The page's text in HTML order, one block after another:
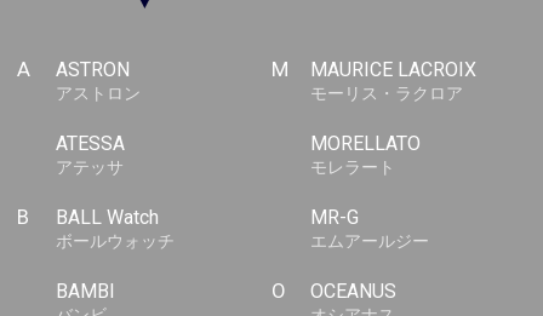
A ASTRON
アストロン
ATESSA
アテッサ
B BALL Watch
ボールウォッチ
BAMBI
M MAURICE LACROIX
モーリス・ラクロア
MORELLATO
モレラート
MR-G
エムアールジー
O OCEANUS